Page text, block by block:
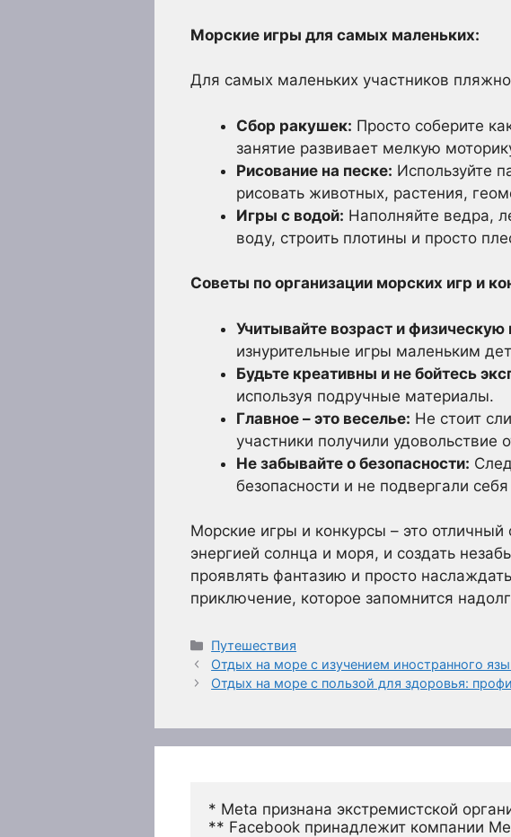
Морские игры для самых маленьких:
Для самых маленьких участников
Сбор ракушек: Просто соберите
занятие развивает мелкую
Рисование на песке: Используйте
рисовать животных, растения,
Игры с водой: Наполняйте ведра,
воду, строить плотины и просто
Советы по организации морских игр и
Учитывайте возраст и физическую
изнурительные игры маленьким
Будьте креативны и не бойтесь
используя подручные материалы.
Главное – это веселье: Не стоит
участники получили удовольствие
Не забывайте о безопасности:
безопасности и не подвергали себя
Морские игры и конкурсы – это
энергией солнца и моря, и создать
проявлять фантазию и просто
приключение, которое запомнится
Рубрики
Путешествия
Отдых на море с изучением иностранного
Отдых на море с пользой для здоровья:
* Meta признана экстремистской
** Facebook принадлежит компании